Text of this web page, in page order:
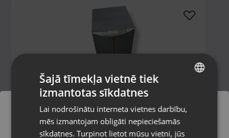
Fichet Alisea
Rīga, Mārupes iela 3
Stāvoklis Lietots (Garantija 6 mēneši)
RUSSIAN
Šajā tīmekļa vietnē tiek
izmantotas sīkdatnes
Lai nodrošinātu interneta vietnes darbību,
mēs izmantojam obligāti nepieciešamās
sīkdatnes. Turpinot lietot mūsu vietni, jūs